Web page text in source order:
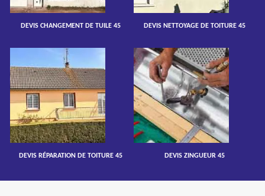
DEVIS CHANGEMENT DE TUILE 45 DEVIS NETTOYAGE DE TOITURE 45
DEVIS RÉPARATION DE TOITURE 45 DEVIS ZINGUEUR 45